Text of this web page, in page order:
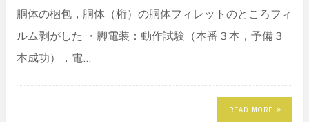
胴体の梱包，胴体（桁）の胴体フィレットのところフィ
ルム剥がした ・脚電装：動作試験（本番３本，予備３
本成功），電…
READ MORE